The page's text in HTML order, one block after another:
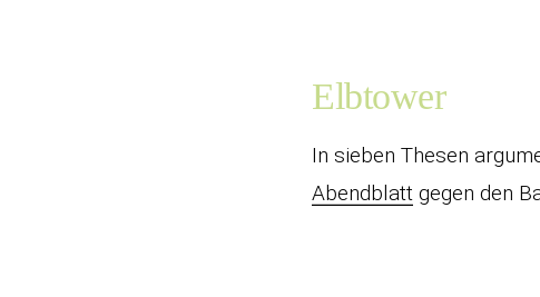
Elbtower
In sieben Thesen
Abendblatt gegen den